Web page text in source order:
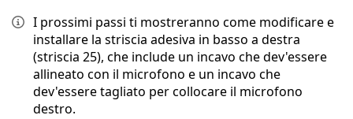
I prossimi passi ti mostreranno come modificare e
installare la striscia adesiva in basso a destra
(striscia 25), che include un incavo che dev'essere
allineato con il microfono e un incavo che
dev'essere tagliato per collocare il microfono
destro.